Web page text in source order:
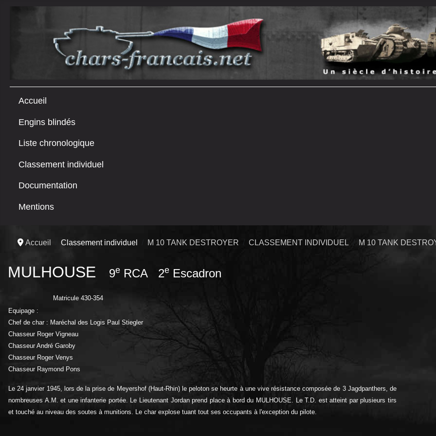
Accueil
Engins blindés
Liste chronologique
Classement individuel
Documentation
Mentions
Accueil Classement individuel M 10 TANK DESTROYER CLASSEMENT INDIVIDUEL M 10 TANK
MULHOUSE 9e RCA 2e Escadron
Matricule 430-354
Equipage :
Chef de char : Maréchal des Logis Paul Stiegler
Chasseur Roger Vigneau
Chasseur André Garoby
Chasseur Roger Venys
Chasseur Raymond Pons
Le 24 janvier 1945, lors de la prise de Meyershof (Haut-Rhin) le peloton se heurte à une vive résistance composée de 3 Jagdpanthers, de
nombreuses A.M. et une infanterie portée. Le Lieutenant Jordan prend place à bord du MULHOUSE. Le T.D. est atteint par plusieurs tirs
et touché au niveau des soutes à munitions. Le char explose tuant tout ses occupants à l'exception du pilote.